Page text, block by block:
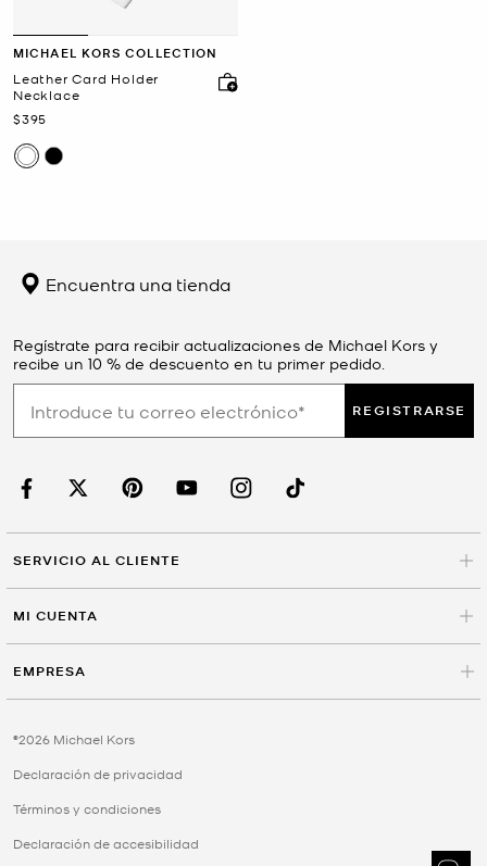
MICHAEL KORS COLLECTION
Leather Card Holder
Necklace
Ahora
$395
Encuentra una tienda
Regístrate para recibir actualizaciones de Michael Kors y
recibe un 10 % de descuento en tu primer pedido.
REGISTRARSE
SERVICIO AL CLIENTE
MI CUENTA
EMPRESA
©2026 Michael Kors
Declaración de privacidad
Términos y condiciones
Declaración de accesibilidad